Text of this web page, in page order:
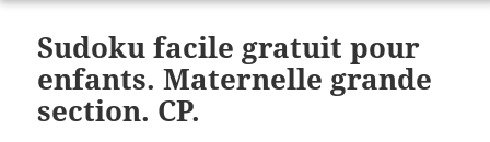
Sudoku facile gratuit pour
enfants. Maternelle grande
section. CP.